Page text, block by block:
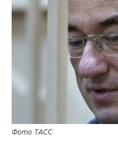
Фото ТАСС